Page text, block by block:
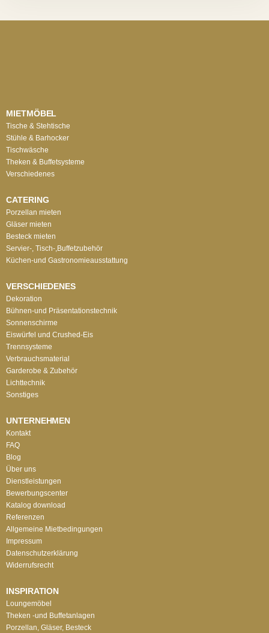
MIETMÖBEL
Tische & Stehtische
Stühle & Barhocker
Tischwäsche
Theken & Buffetsysteme
Verschiedenes
CATERING
Porzellan mieten
Gläser mieten
Besteck mieten
Servier-, Tisch-,Buffetzubehör
Küchen-und Gastronomieausstattung
VERSCHIEDENES
Dekoration
Bühnen-und Präsentationstechnik
Sonnenschirme
Eiswürfel und Crushed-Eis
Trennsysteme
Verbrauchsmaterial
Garderobe & Zubehör
Lichttechnik
Sonstiges
UNTERNEHMEN
Kontakt
FAQ
Blog
Über uns
Dienstleistungen
Bewerbungscenter
Katalog download
Referenzen
Allgemeine Mietbedingungen
Impressum
Datenschutzerklärung
Widerrufsrecht
INSPIRATION
Loungemöbel
Theken -und Buffetanlagen
Porzellan, Gläser, Besteck